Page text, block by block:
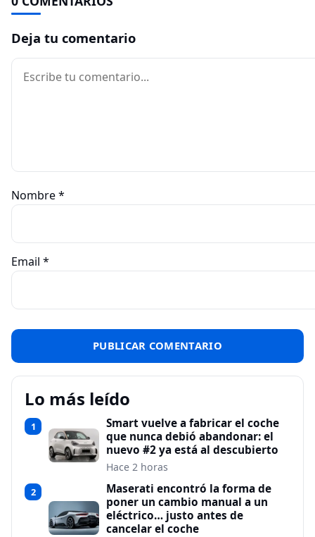
Deja tu comentario
Comentario
Nombre*
Email *
Lo más leído
1
Smart vuelve a fabricar el coche
que nunca debió abandonar: el
nuevo #2 ya está al descubierto
Hace 2 horas
2
Maserati encontró la forma de
poner un cambio manual a un
eléctrico… justo antes de
cancelar el coche